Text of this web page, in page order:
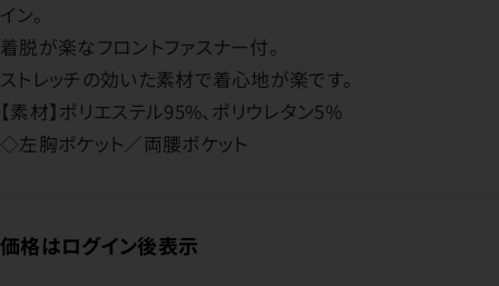
イン。
着脱が楽なフロントファスナー付。
ストレッチの効いた素材で着心地が楽です。
【素材】ポリエステル95%、ポリウレタン5%
◇左胸ポケット／両腰ポケット
価格はログイン後表示